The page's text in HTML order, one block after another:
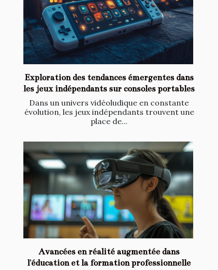
Exploration des tendances émergentes dans
les jeux indépendants sur consoles portables
Dans un univers vidéoludique en constante
évolution, les jeux indépendants trouvent une
place de...
Avancées en réalité augmentée dans
l'éducation et la formation professionnelle